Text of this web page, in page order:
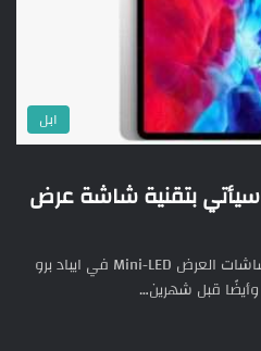
ابل
ايباد برو 2021 iPad Pro سيأتي بتقنية شاشة عرض
ذكرت شائعات تقارير حول تقنية شاشات العرض Mini-LED في ايباد برو